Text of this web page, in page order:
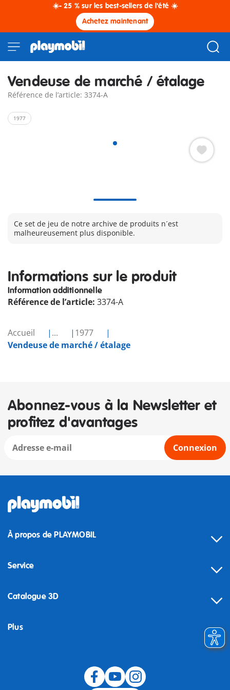
☀️- 25 % sur les best-sellers de l'été ☀️
Achetez maintenant
Accueil ...
1977
Vendeuse de marché / étalage
Vendeuse de marché / étalage
Référence de l’article: 3374-A
1977
Ce set de jeu de notre archive de produits n´est
malheureusement plus disponible.
Informations sur le produit
Information additionnelle
Référence de l’article: 3374-A
Abonnez-vous à la Newsletter et
profitez d'avantages
Connexion
À propos de PLAYMOBIL
Service
Catalogue 3D
Plus